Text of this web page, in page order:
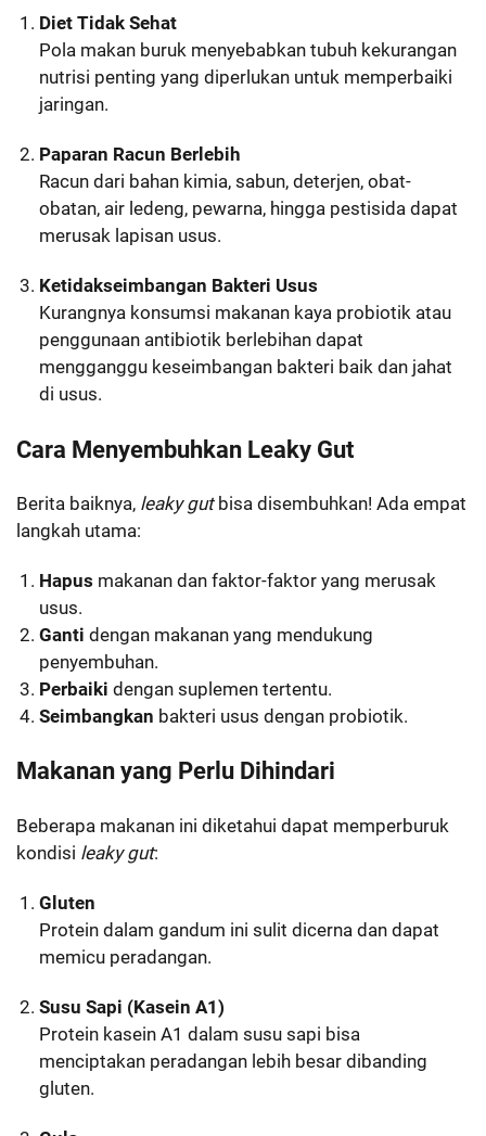
Diet Tidak Sehat
Pola makan buruk menyebabkan tubuh kekurangan
nutrisi penting yang diperlukan untuk memperbaiki
jaringan.
Paparan Racun Berlebih
Racun dari bahan kimia, sabun, deterjen, obat-
obatan, air ledeng, pewarna, hingga pestisida dapat
merusak lapisan usus.
Ketidakseimbangan Bakteri Usus
Kurangnya konsumsi makanan kaya probiotik atau
penggunaan antibiotik berlebihan dapat
mengganggu keseimbangan bakteri baik dan jahat
di usus.
Cara Menyembuhkan Leaky Gut
Berita baiknya, leaky gutbisa disembuhkan! Ada empat
langkah utama:
Hapus makanan dan faktor-faktor yang merusak
usus.
Ganti dengan makanan yang mendukung
penyembuhan.
Perbaiki dengan suplemen tertentu.
Seimbangkan bakteri usus dengan probiotik.
Makanan yang Perlu Dihindari
Beberapa makanan ini diketahui dapat memperburuk
kondisi leaky gut:
Gluten
Protein dalam gandum ini sulit dicerna dan dapat
memicu peradangan.
Susu Sapi (Kasein A1)
Protein kasein A1 dalam susu sapi bisa
menciptakan peradangan lebih besar dibanding
gluten.